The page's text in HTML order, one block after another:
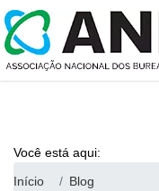
Você está aqui:
Início
Blog